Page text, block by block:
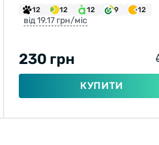
12 12 12 9 12
від 19.17 грн/міс
230 грн
КУПИТИ